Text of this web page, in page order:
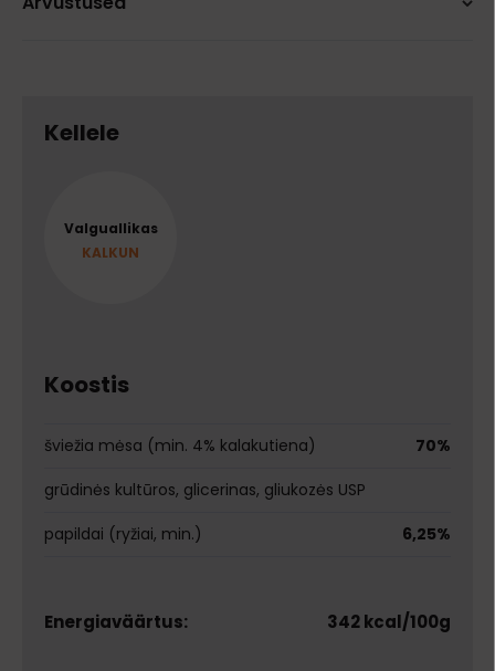
Kellele
Valguallikas
KALKUN
Koostis
šviežia mėsa (min. 4% kalakutiena)
70%
grūdinės kultūros, glicerinas, gliukozės USP
papildai (ryžiai, min.)
6,25%
Energiaväärtus: 342 kcal/100g